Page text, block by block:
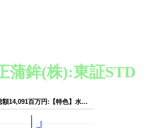
蒲鉾(株):東証STD
額14,091百万円:【特色】水…